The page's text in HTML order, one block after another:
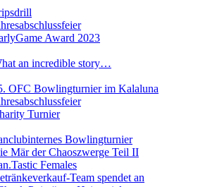
Award 2023
an incredible story…
OFC Bowlingturnier im Kalaluna
Turnier
Bowlingturnier
Mär der Chaoszwerge Teil II
Females
Team spendet an